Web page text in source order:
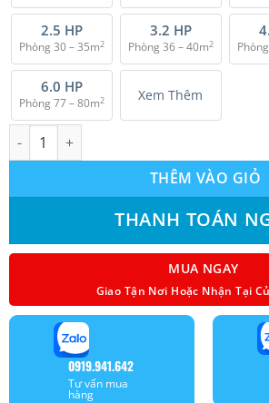
2.5 HP
Phòng 30 – 35m2
3.2 HP
Phòng 36 – 40m2
6.0 HP
Phòng 77 – 80m2 Xem Thêm
Điều hoà âm trần VRV Daikin Inverter
THÊM VÀO GIỎ
THANH TOÁN
MUA NGAY
Giao Tận Nơi Hoặc Nhận Tại
0919.941.642
Tư vấn mua
hàng